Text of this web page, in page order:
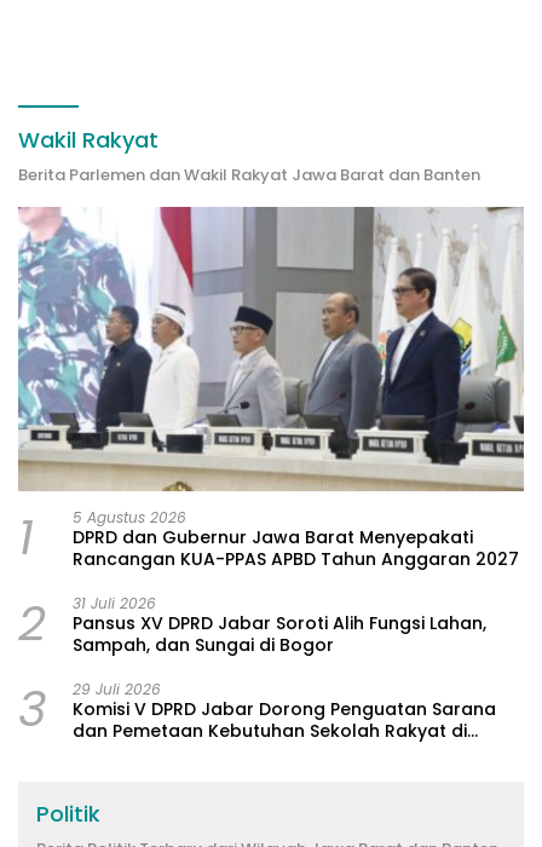
Wakil Rakyat
Berita Parlemen dan Wakil Rakyat Jawa Barat dan Banten
1 5 Agustus 2026
DPRD dan Gubernur Jawa Barat Menyepakati
Rancangan KUA-PPAS APBD Tahun Anggaran 2027
2 31 Juli 2026
Pansus XV DPRD Jabar Soroti Alih Fungsi Lahan,
Sampah, dan Sungai di Bogor
3 29 Juli 2026
Komisi V DPRD Jabar Dorong Penguatan Sarana
dan Pemetaan Kebutuhan Sekolah Rakyat di
Politik